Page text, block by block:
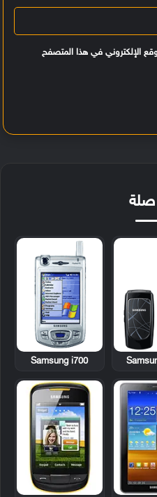
الإلكتروني في هذا المتصفح
Samsung i700